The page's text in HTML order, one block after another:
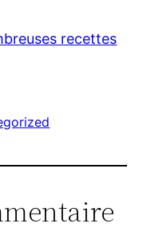
recettes